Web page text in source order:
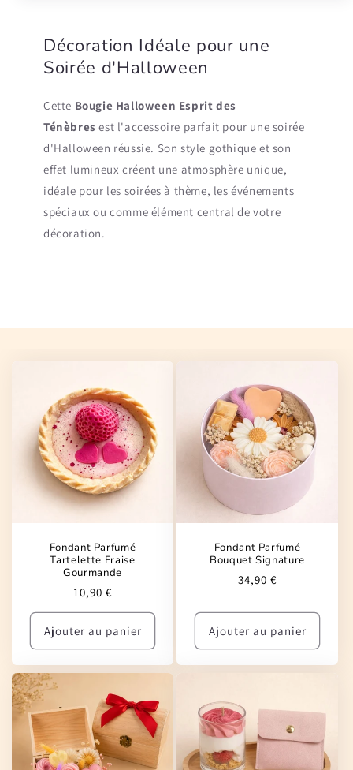
Décoration Idéale pour une
Soirée d'Halloween
Cette Bougie Halloween Esprit des
Ténèbres est l'accessoire parfait pour une soirée
d'Halloween réussie. Son style gothique et son
effet lumineux créent une atmosphère unique,
idéale pour les soirées à thème, les événements
spéciaux ou comme élément central de votre
décoration.
Fondant Parfumé
Tartelette Fraise
Gourmande
Prix
habituel
10,90 €
Ajouter au panier
Fondant Parfumé
Bouquet Signature
Prix
34,90 €
Ajouter au panier